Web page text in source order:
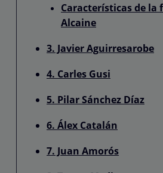
Características de la
Alcaine
3. Javier Aguirresarobe
4. Carles Gusi
5. Pilar Sánchez Díaz
6. Álex Catalán
7. Juan Amorós